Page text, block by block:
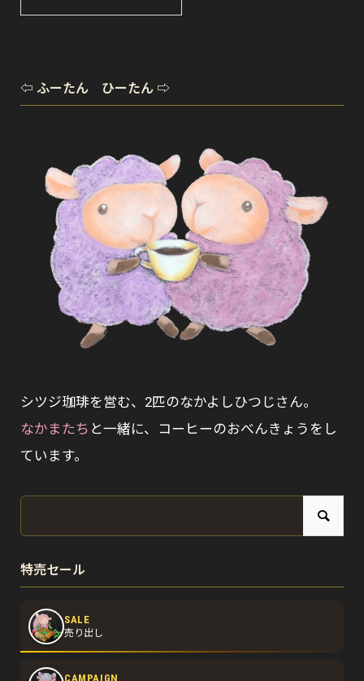
⇦ ふーたん ひーたん ⇨
シツジ珈琲を営む、2匹のなかよしひつじさん。
なかまたち と一緒に、コーヒーのおべんきょうをし
ています。
特売セール
SALE
売り出し
CAMPAIGN